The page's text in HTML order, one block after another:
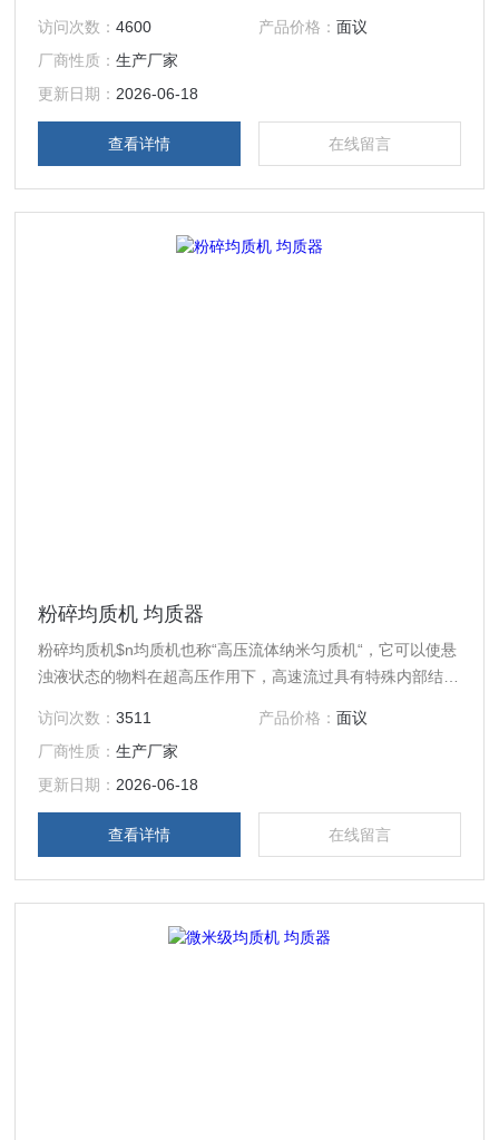
性质等一系列变化，终达到均质的效果。
访问次数：4600 产品价格： 面议
厂商性质：生产厂家
更新日期： 2026-06-18
查看详情 在线留言
粉碎均质机 均质器
粉碎均质机$n均质机也称“高压流体纳米匀质机“，它可以使悬
浊液状态的物料在超高压作用下，高速流过具有特殊内部结构
一系列变化，终达到均质的效果。
访问次数：3511 产品价格： 面议
厂商性质：生产厂家
更新日期： 2026-06-18
查看详情 在线留言